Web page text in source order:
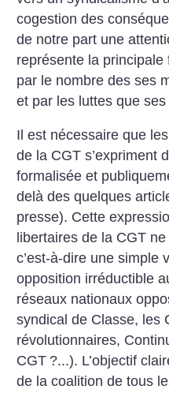
cogestion des
de notre part une
représente la
par le nombre des ses
et par les luttes que
Il est nécessaire que
de la CGT s’expriment
formalisée et
delà des quelques
presse). Cette
libertaires de la CGT
c’est-à-dire une simple
opposition irréductible
réseaux nationaux
syndical de Classe, les
révolutionnaires,
CGT ?...). L’objectif
de la coalition de tous